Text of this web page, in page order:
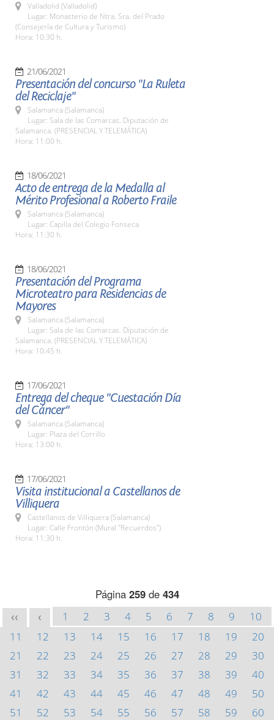
Valladolid (Valladolid)
Lugar: Monasterio de Ntra. Sra. del Prado
(Consejería de Cultura y Turismo)
Hora: 10:30 h.
21/06/2021
Presentación del concurso "La Ruleta
del Reciclaje"
Salamanca (Salamanca)
Lugar: Sala de las Comarcas. Diputación de
Salamanca. (PRESENCIAL Y TELEMÁTICA)
Hora: 11:00 h.
18/06/2021
Acto de entrega de la Medalla al
Mérito Profesional a Roberto Fraile
Salamanca (Salamanca)
Lugar: Capilla del Colegio Fonseca
Hora: 11:30 h.
18/06/2021
Presentación del Programa
Microteatro para Residencias de
Mayores
Salamanca (Salamanca)
Lugar: Sala de las Comarcas. Diputación de
Salamanca. (PRESENCIAL Y TELEMÁTICA)
Hora: 10:45 h.
17/06/2021
Entrega del cheque "Cuestación Día
del Cáncer"
Salamanca (Salamanca)
Lugar: Plaza del Corrillo
Hora: 13:00 h.
17/06/2021
Visita institucional a Castellanos de
Villiquera
Castellanos de Villiquera (Salamanca)
Lugar: Calle Frontón (Mural "Recuerdos")
Hora: 11:30 h.
Página 259de 434
<< < 1 2 3 4 5 6 7 8 9
10
11
12 13 14 15 16 17 18 19
20
21
22 23 24 25 26 27 28 29
30
31
32 33 34 35 36 37 38 39
40
41
42 43 44 45 46 47 48 49
50
51
52 53 54 55 56 57 58 59
60